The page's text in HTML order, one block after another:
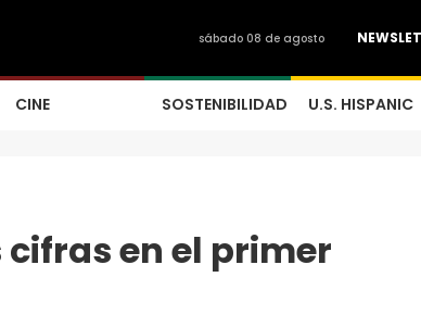
sábado 08 de agosto
CINE SOSTENIBILIDAD U.S. HISPANIC
cifras en el primer